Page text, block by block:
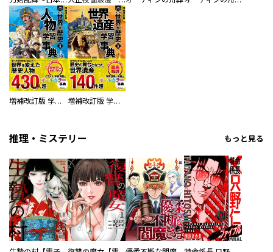
増補改訂版 学研まんが NEW世界の歴史 別巻 人物学習事典 増補改訂版 学研まんが NEW世界の歴史 別巻 世界遺産学習事典
推理・ミステリー もっと見る